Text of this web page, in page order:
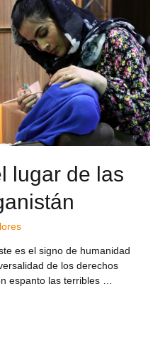
lugar de las
es el signo de humanidad
de los derechos
espanto las terribles …